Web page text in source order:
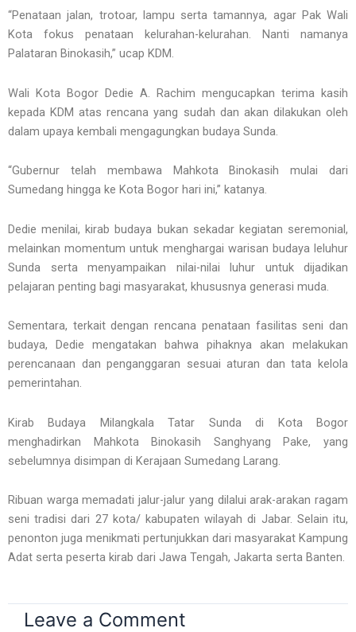
“Penataan jalan, trotoar, lampu serta tamannya, agar Pak Wali
Kota fokus penataan kelurahan-kelurahan. Nanti namanya
Palataran Binokasih,” ucap KDM.
Wali Kota Bogor Dedie A. Rachim mengucapkan terima kasih
kepada KDM atas rencana yang sudah dan akan dilakukan oleh
dalam upaya kembali mengagungkan budaya Sunda.
“Gubernur telah membawa Mahkota Binokasih mulai dari
Sumedang hingga ke Kota Bogor hari ini,” katanya.
Dedie menilai, kirab budaya bukan sekadar kegiatan seremonial,
melainkan momentum untuk menghargai warisan budaya leluhur
Sunda serta menyampaikan nilai-nilai luhur untuk dijadikan
pelajaran penting bagi masyarakat, khususnya generasi muda.
Sementara, terkait dengan rencana penataan fasilitas seni dan
budaya, Dedie mengatakan bahwa pihaknya akan melakukan
perencanaan dan penganggaran sesuai aturan dan tata kelola
pemerintahan.
Kirab Budaya Milangkala Tatar Sunda di Kota Bogor
menghadirkan Mahkota Binokasih Sanghyang Pake, yang
sebelumnya disimpan di Kerajaan Sumedang Larang.
Ribuan warga memadati jalur-jalur yang dilalui arak-arakan ragam
seni tradisi dari 27 kota/ kabupaten wilayah di Jabar. Selain itu,
penonton juga menikmati pertunjukkan dari masyarakat Kampung
Adat serta peserta kirab dari Jawa Tengah, Jakarta serta Banten.
Leave a Comment